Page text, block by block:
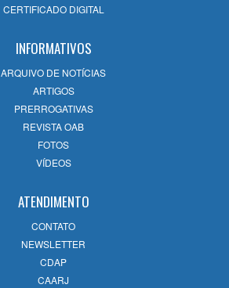
CERTIFICADO DIGITAL
INFORMATIVOS
ARQUIVO DE NOTÍCIAS
ARTIGOS
PRERROGATIVAS
REVISTA OAB
FOTOS
VÍDEOS
ATENDIMENTO
CONTATO
NEWSLETTER
CDAP
CAARJ